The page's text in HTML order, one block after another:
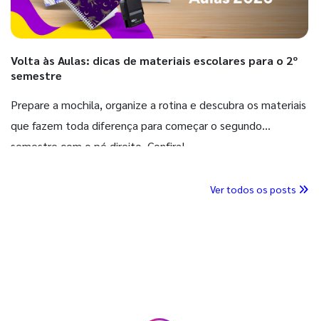
Volta às Aulas: dicas de materiais escolares para o 2º
semestre
Prepare a mochila, organize a rotina e descubra os materiais
que fazem toda diferença para começar o segundo
semestre com o pé direito. Confira!
Ver todos os posts